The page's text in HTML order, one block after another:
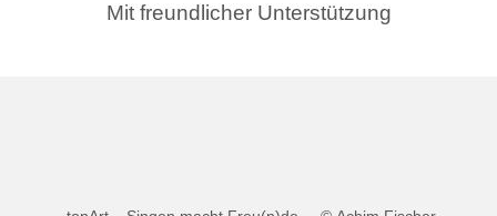
Mit freundlicher Unterstützung